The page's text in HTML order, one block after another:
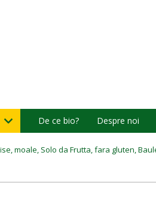
De ce bio? Despre noi
moale, Solo da Frutta, fara gluten,